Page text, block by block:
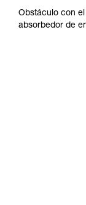
Obstáculo con
absorbedor de